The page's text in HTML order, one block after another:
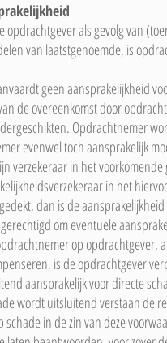
opdrachtgever als gevolg van
van laatstgenoemde, is
geen aansprakelijkheid
de overeenkomst door
Opdrachtnemer
evenwel toch aansprakelijk
verzekeraar in het voorkomende
in het
dan is de
om eventuele
op opdrachtgever,
is de opdrachtgever
aansprakelijk voor directe
wordt uitsluitend verstaan de
schade in de zin van deze